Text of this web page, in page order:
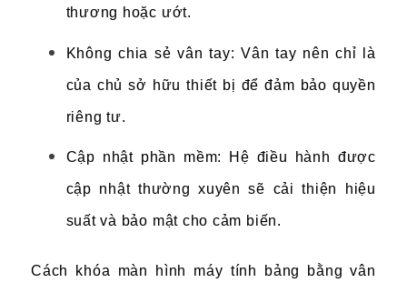
thương hoặc ướt.
Không chia sẻ vân tay: Vân tay nên chỉ là
của chủ sở hữu thiết bị để đảm bảo quyền
riêng tư.
Cập nhật phần mềm: Hệ điều hành được
cập nhật thường xuyên sẽ cải thiện hiệu
suất và bảo mật cho cảm biến.
Cách khóa màn hình máy tính bảng bằng vân